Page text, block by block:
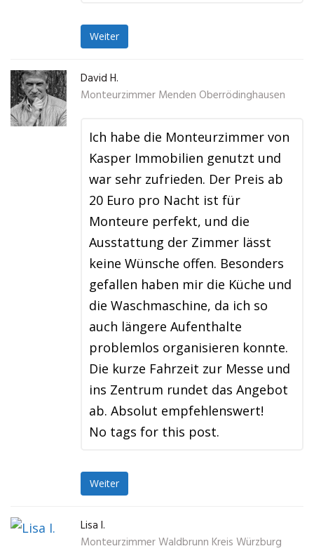
Weiter
David H.
Monteurzimmer Menden Oberrödinghausen
Ich habe die Monteurzimmer von
Kasper Immobilien genutzt und
war sehr zufrieden. Der Preis ab
20 Euro pro Nacht ist für
Monteure perfekt, und die
Ausstattung der Zimmer lässt
keine Wünsche offen. Besonders
gefallen haben mir die Küche und
die Waschmaschine, da ich so
auch längere Aufenthalte
problemlos organisieren konnte.
Die kurze Fahrzeit zur Messe und
ins Zentrum rundet das Angebot
ab. Absolut empfehlenswert!
No tags for this post.
Weiter
Lisa I.
Monteurzimmer Waldbrunn Kreis Würzburg